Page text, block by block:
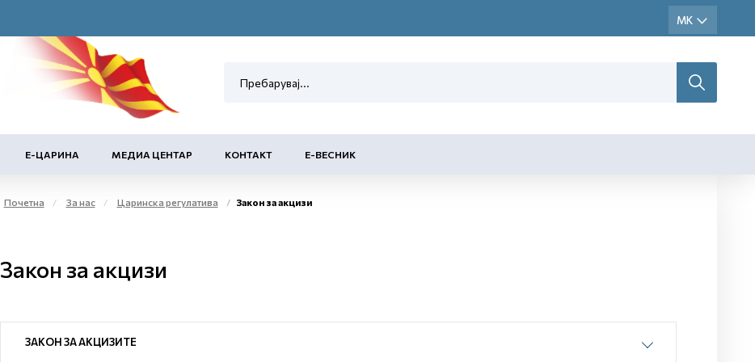
Е-ЦАРИНА МЕДИА ЦЕНТАР КОНТАКТ Е-ВЕСНИК
Почетна За нас Царинска регулатива Закон за акцизи
Закон за акцизи
ЗАКОН ЗА АКЦИЗИТЕ